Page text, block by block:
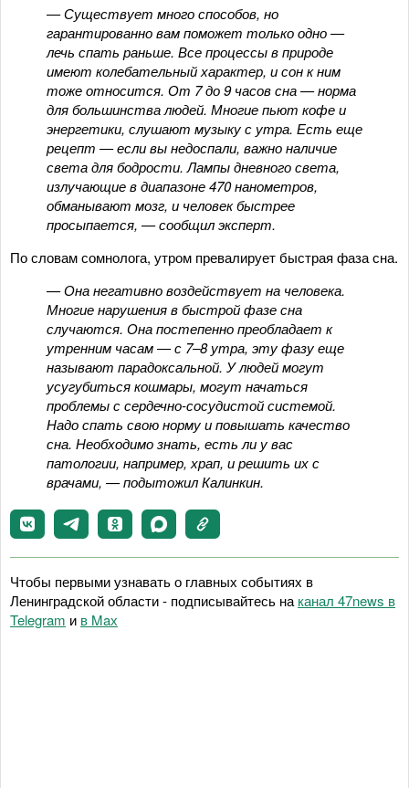
— Существует много способов, но
гарантированно вам поможет только одно —
лечь спать раньше. Все процессы в природе
имеют колебательный характер, и сон к ним
тоже относится. От 7 до 9 часов сна — норма
для большинства людей. Многие пьют кофе и
энергетики, слушают музыку с утра. Есть еще
рецепт — если вы недоспали, важно наличие
света для бодрости. Лампы дневного света,
излучающие в диапазоне 470 нанометров,
обманывают мозг, и человек быстрее
просыпается, — сообщил эксперт.
По словам сомнолога, утром превалирует быстрая фаза сна.
— Она негативно воздействует на человека.
Многие нарушения в быстрой фазе сна
случаются. Она постепенно преобладает к
утренним часам — с 7–8 утра, эту фазу еще
называют парадоксальной. У людей могут
усугубиться кошмары, могут начаться
проблемы с сердечно-сосудистой системой.
Надо спать свою норму и повышать качество
сна. Необходимо знать, есть ли у вас
патологии, например, храп, и решить их с
врачами, — подытожил Калинкин.
Чтобы первыми узнавать о главных событиях в
Ленинградской области - подписывайтесь на канал 47news в
Telegram и в Maх